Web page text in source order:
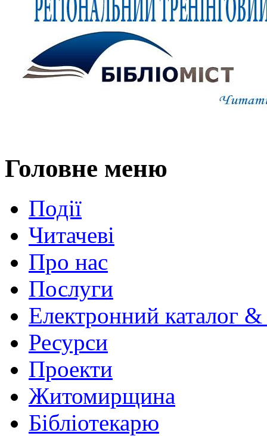
Головне меню
Події
Читачеві
Про нас
Послуги
Електронний каталог
Ресурси
Проекти
Житомирщина
Бібліотекарю